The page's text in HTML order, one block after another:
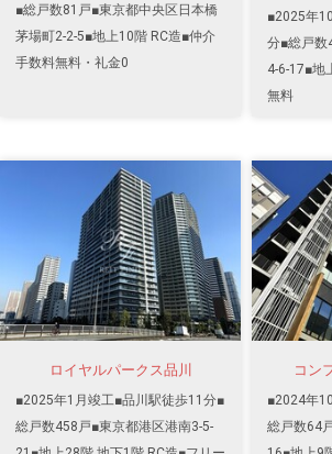
■総戸数81戸■東京都中央区日本橋
茅場町2-2-5■地上10階 RC造■仲介
手数料無料・礼金0
■2025年
分■総戸数
4-6-17■地
無料
ロイヤルパークス品川
■2025年1月竣工■品川駅徒歩11分■
総戸数458戸■東京都港区港南3-5-
コン
■2024年
総戸数64